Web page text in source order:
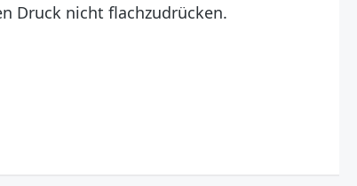
Druck nicht flachzudrücken.